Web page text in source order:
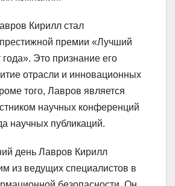
Кирилл стал
премии «Лучший
года». Это признание его
отрасли и инновационных
того, Лавров является
научных конференций
научных публикаций.
день Лавров Кирилл
из ведущих специалистов в